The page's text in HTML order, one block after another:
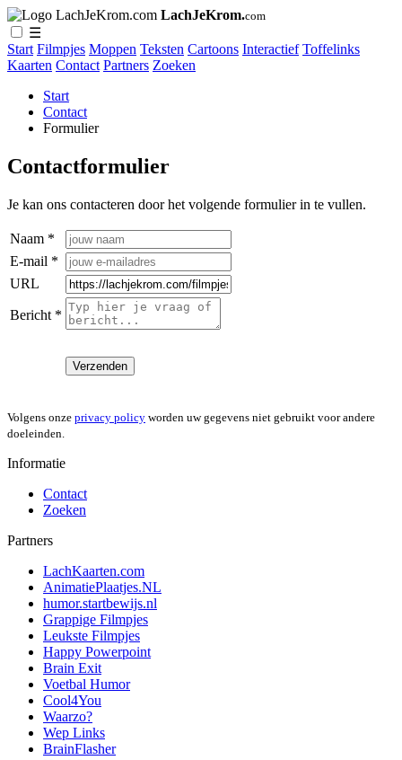
LachJeKrom.com
☰
Start Filmpjes Moppen Teksten Cartoons Interactief Toffelinks
Kaarten Contact Partners Zoeken
Start
Contact
Formulier
Contactformulier
Je kan ons contacteren door het volgende formulier in te vullen.
Naam *
E-mail *
URL
Bericht *
Verzenden
Volgens onze privacy policy worden uw gegevens niet gebruikt voor andere
doeleinden.
Informatie
Contact
Zoeken
Partners
LachKaarten.com
AnimatiePlaatjes.NL
humor.startbewijs.nl
Grappige Filmpjes
Leukste Filmpjes
Happy Powerpoint
Brain Exit
Voetbal Humor
Cool4You
Waarzo?
Wep Links
BrainFlasher